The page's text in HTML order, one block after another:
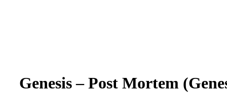
Genesis – Post Mortem